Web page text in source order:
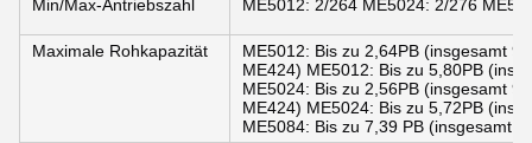
Min/Max-Antriebszahl
ME5012: 2/264 ME5024: 2/276
Maximale Rohkapazität
ME5012: Bis zu 2,64PB (insgesamt 9
ME424) ME5012: Bis zu 5,80PB
ME5024: Bis zu 2,56PB (insgesamt 9
ME424) ME5024: Bis zu 5,72PB
ME5084: Bis zu 7,39 PB (insgesamt